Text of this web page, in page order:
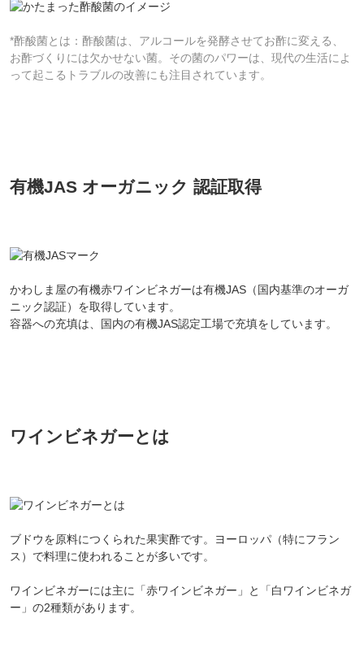
*酢酸菌とは：酢酸菌は、アルコールを発酵させてお酢に変える、
お酢づくりには欠かせない菌。その菌のパワーは、現代の生活によ
って起こるトラブルの改善にも注目されています。
有機JAS オーガニック 認証取得
かわしま屋の有機赤ワインビネガーは有機JAS（国内基準のオーガ
ニック認証）を取得しています。
容器への充填は、国内の有機JAS認定工場で充填をしています。
ワインビネガーとは
ブドウを原料につくられた果実酢です。ヨーロッパ（特にフラン
ス）で料理に使われることが多いです。
ワインビネガーには主に「赤ワインビネガー」と「白ワインビネガ
ー」の2種類があります。